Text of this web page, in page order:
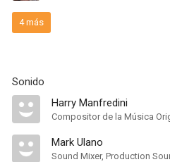
4 más
Sonido
Harry Manfredini
Compositor de la Música
Mark Ulano
Sound Mixer, Production